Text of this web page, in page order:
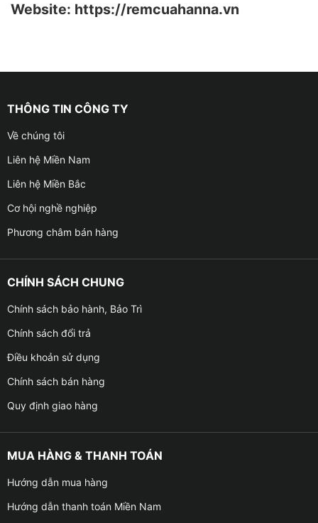
Website: https://remcuahanna.vn
THÔNG TIN CÔNG TY
Về chúng tôi
Liên hệ Miền Nam
Liên hệ Miền Bắc
Cơ hội nghề nghiệp
Phương châm bán hàng
CHÍNH SÁCH CHUNG
Chính sách bảo hành, Bảo Trì
Chính sách đổi trả
Điều khoản sử dụng
Chính sách bán hàng
Quy định giao hàng
MUA HÀNG & THANH TOÁN
Hướng dẫn mua hàng
Hướng dẫn thanh toán Miền Nam